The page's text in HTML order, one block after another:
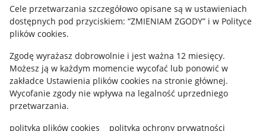
Cele przetwarzania szczegółowo opisane są w ustawieniach
dostępnych pod przyciskiem: “ZMIENIAM ZGODY” i w Polityce
plików cookies.
Zgodę wyrażasz dobrowolnie i jest ważna 12 miesięcy.
Możesz ją w każdym momencie wycofać lub ponowić w
zakładce Ustawienia plików cookies na stronie głównej.
Wycofanie zgody nie wpływa na legalność uprzedniego
przetwarzania.
polityka plików cookies
polityka ochrony prywatności
Udostępnianie lokalizacji
Informacje dla Aktu o Usługach Cyfrowych
Pobierz aplikację